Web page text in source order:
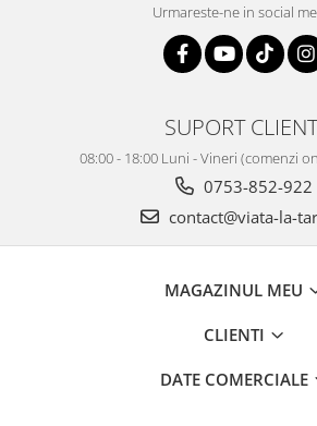
Urmareste-ne in social
SUPORT
08:00 - 18:00 Luni - Vineri (comenzi
0753-852-922
contact@viata-la-
MAGAZINUL MEU
CLIENTI
DATE COMERCIALE